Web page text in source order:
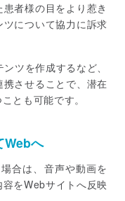
者様の目をより惹き
について協力に訴求
ツを作成するなど、
させることで、潜在
とも可能です。
Webへ
合は、音声や動画を
をWebサイトへ反映